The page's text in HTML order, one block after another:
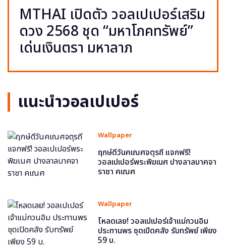
MTHAI เปิดตัว วอลเปเปอร์เสริม
ดวง 2568 ชุด “มหาโภคทรัพย์”
เด่นเงินตรา มหาลาภ
แนะนำวอลเปเปอร์
Wallpaper
ฤกษ์ดีวันคเณศจตุรถี แจกฟรี!
วอลเปเปอร์พระพิฆเนศ ปางลาลบาคจา
ราชา คเณศ
Wallpaper
โหลดเลย! วอลเปเปอร์เจ้าแม่กวนอิม
ประทานพร ชุดเปิดคลัง รับทรัพย์ เพียง
59 บ.